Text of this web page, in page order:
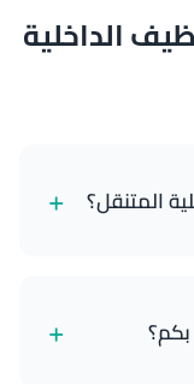
الداخلية
المتنقل؟ +
+